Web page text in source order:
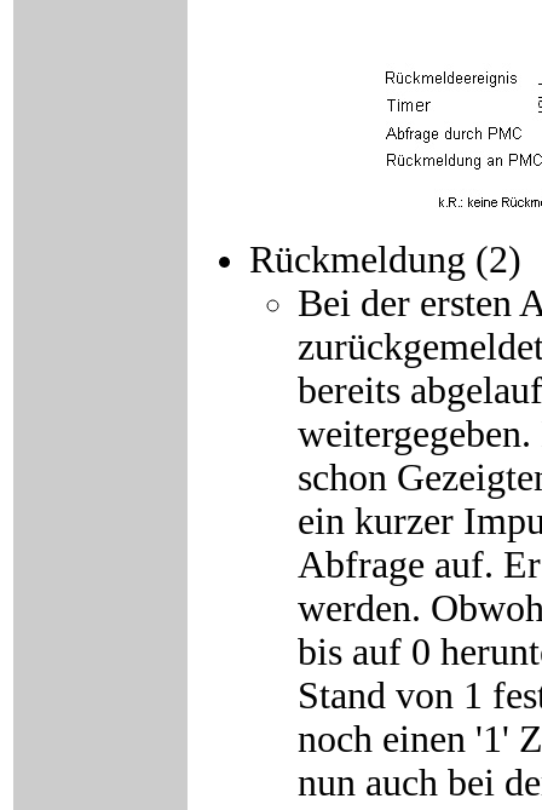
Rückmeldung (2)
Bei der ersten
bereits
schon
ein kurzer
Abfrage auf.
werden.
bis auf 0
Stand von 1
noch einen '1'
nun auch bei